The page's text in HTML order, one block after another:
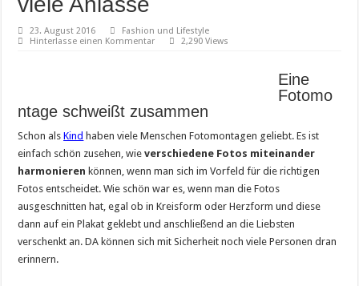
Bürostuhl – Darauf beim Kauf achten
Tattoo-Entfernung wird immer beliebter
23. August 2016
Fashion und Lifestyle
Hinterlasse einen Kommentar
2,290 Views
Eine
Fotomo
ntage schweißt zusammen
Schon alsKind haben viele Menschen Fotomontagen geliebt. Es ist
einfach schön zusehen, wieverschiedene Fotos miteinander
harmonieren können, wenn man sich im Vorfeld für die richtigen
Fotos entscheidet. Wie schön war es, wenn man die Fotos
ausgeschnitten hat, egal ob in Kreisform oder Herzform und diese
dann auf ein Plakat geklebt und anschließend an die Liebsten
verschenkt an. DA können sich mit Sicherheit noch viele Personen dran
erinnern.